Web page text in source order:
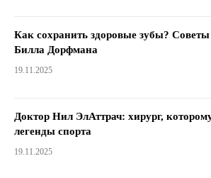
Как сохранить здоровые зубы? Советы
Билла Дорфмана
19.11.2025
Доктор Нил ЭлАттрач: хирург,
легенды спорта
19.11.2025